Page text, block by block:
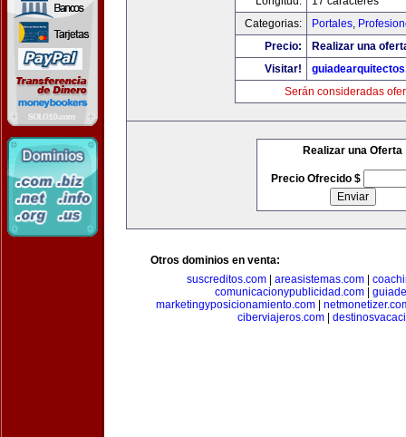
Categorias:
Portales,
Precio:
Realizar una
Visitar!
Serán consideradas
Realizar una Oferta
Precio Ofrecido $
Otros dominios en venta:
suscreditos.com
areasistemas.com
comunicacionypublicidad.com
marketingyposicionamiento.com|
ciberviajeros.com|